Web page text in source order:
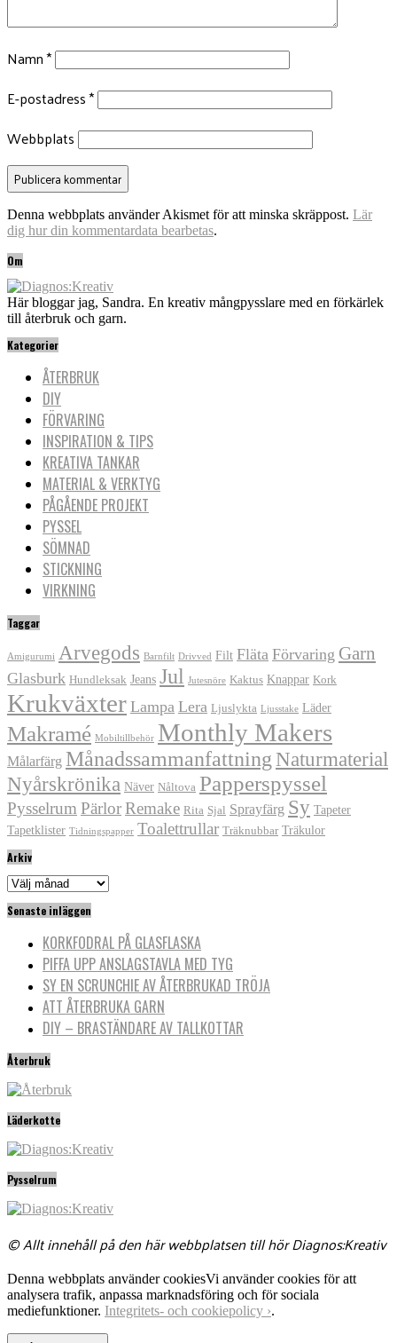
Namn*
E-postadress*
Webbplats
Denna webbplats använder Akismet för att minska skräppost. Lär
dig hur din kommentardata bearbetas.
Om
Här bloggar jag, Sandra. En kreativ mångpysslare med en förkärlek
till återbruk och garn.
Kategorier
ÅTERBRUK
DIY
FÖRVARING
INSPIRATION & TIPS
KREATIVA TANKAR
MATERIAL & VERKTYG
PÅGÅENDE PROJEKT
PYSSEL
SÖMNAD
STICKNING
VIRKNING
Taggar
Amigurumi Arvegods Barnfilt Drivved Filt Fläta Förvaring Garn
Glasburk Hundleksak Jeans Jul Jutesnöre Kaktus Knappar Kork
Krukväxter Lampa Lera Ljuslykta Ljusstake Läder
Makramé Mobiltillbehör Monthly Makers
Målarfärg Månadssammanfattning Naturmaterial
Nyårskrönika Näver Nåltova Papperspyssel
Pysselrum PärlorRemake Rita Sjal Sprayfärg Sy Tapeter
Tapetklister Tidningspapper Toalettrullar Träknubbar Träkulor
Arkiv
Arkiv
Senaste inläggen
KORKFODRAL PÅ GLASFLASKA
PIFFA UPP ANSLAGSTAVLA MED TYG
SY EN SCRUNCHIE AV ÅTERBRUKAD TRÖJA
ATT ÅTERBRUKA GARN
DIY – BRASTÄNDARE AV TALLKOTTAR
Återbruk
Läderkotte
Pysselrum
© Allt innehåll på den här webbplatsen till hör Diagnos:Kreativ
Denna webbplats använder cookiesVi använder cookies för att
analysera trafik, anpassa marknadsföring och för sociala
mediefunktioner. Integritets- och cookiepolicy ›.